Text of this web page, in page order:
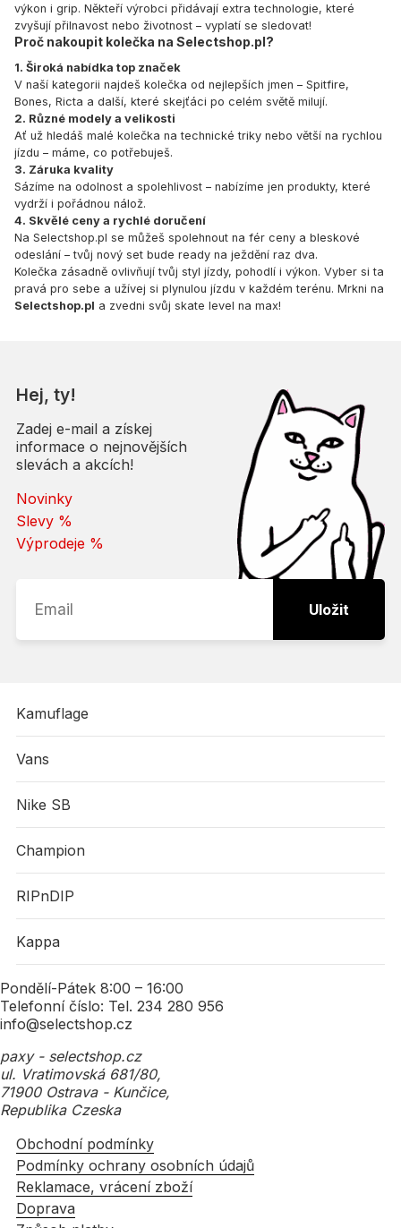
výkon i grip. Někteří výrobci přidávají extra technologie, které
zvyšují přilnavost nebo životnost – vyplatí se sledovat!
Proč nakoupit kolečka na Selectshop.pl?
1. Široká nabídka top značek
V naší kategorii najdeš kolečka od nejlepších jmen – Spitfire,
Bones, Ricta a další, které skejťáci po celém světě milují.
2. Různé modely a velikosti
Ať už hledáš malé kolečka na technické triky nebo větší na rychlou
jízdu – máme, co potřebuješ.
3. Záruka kvality
Sázíme na odolnost a spolehlivost – nabízíme jen produkty, které
vydrží i pořádnou nálož.
4. Skvělé ceny a rychlé doručení
Na Selectshop.pl se můžeš spolehnout na fér ceny a bleskové
odeslání – tvůj nový set bude ready na ježdění raz dva.
Kolečka zásadně ovlivňují tvůj styl jízdy, pohodlí i výkon. Vyber si ta
pravá pro sebe a užívej si plynulou jízdu v každém terénu. Mrkni na
Selectshop.pl a zvedni svůj skate level na max!
Hej, ty!
Zadej e-mail a získej
informace o nejnovějších
slevách a akcích!
Novinky
Slevy %
Výprodeje %
Uložit
Kamuflage
Vans
Nike SB
Champion
RIPnDIP
Kappa
Pondělí-Pátek 8:00 – 16:00
Telefonní číslo: Tel. 234 280 956
info@selectshop.cz
paxy - selectshop.cz
ul. Vratimovská 681/80,
71900 Ostrava - Kunčice,
Republika Czeska
Obchodní podmínky
Podmínky ochrany osobních údajů
Reklamace, vrácení zboží
Doprava